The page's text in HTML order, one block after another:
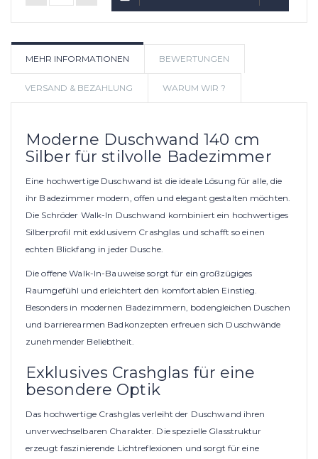
IN DEN WARENKORB
MEHR INFORMATIONEN BEWERTUNGEN
VERSAND & BEZAHLUNG WARUM WIR ?
Moderne Duschwand 140 cm
Silber für stilvolle Badezimmer
Eine hochwertige Duschwand ist die ideale Lösung für alle, die
ihr Badezimmer modern, offen und elegant gestalten möchten.
Die Schröder Walk-In Duschwand kombiniert ein hochwertiges
Silberprofil mit exklusivem Crashglas und schafft so einen
echten Blickfang in jeder Dusche.
Die offene Walk-In-Bauweise sorgt für ein großzügiges
Raumgefühl und erleichtert den komfortablen Einstieg.
Besonders in modernen Badezimmern, bodengleichen Duschen
und barrierearmen Badkonzepten erfreuen sich Duschwände
zunehmender Beliebtheit.
Exklusives Crashglas für eine
besondere Optik
Das hochwertige Crashglas verleiht der Duschwand ihren
unverwechselbaren Charakter. Die spezielle Glasstruktur
erzeugt faszinierende Lichtreflexionen und sorgt für eine